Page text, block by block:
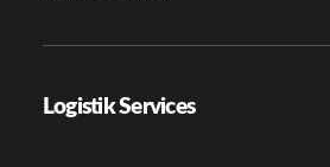
Logistik Services